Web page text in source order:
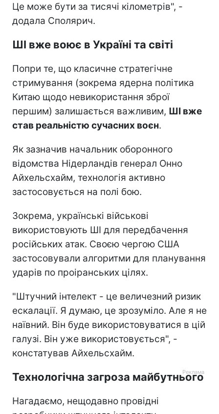
Це може бути за тисячі кілометрів", -
додала Сполярич.
ШІ вже воює в Україні та світі
Попри те, що класичне стратегічне
стримування (зокрема ядерна політика
Китаю щодо невикористання зброї
першим) залишається важливим, ШІ вже
став реальністю сучасних воєн.
Як зазначив начальник оборонного
відомства Нідерландів генерал Онно
Айхельсхайм, технологія активно
застосовується на полі бою.
Зокрема, українські військові
використовують ШІ для передбачення
російських атак. Своєю чергою США
застосовували алгоритми для планування
ударів по проіранських цілях.
"Штучний інтелект - це величезний ризик
ескалації. Я думаю, це зрозуміло. Але я не
наївний. Він буде використовуватися в цій
галузі. Він уже використовується", -
констатував Айхельсхайм.
Технологічна загроза майбутнього
Нагадаємо, нещодавно провідні